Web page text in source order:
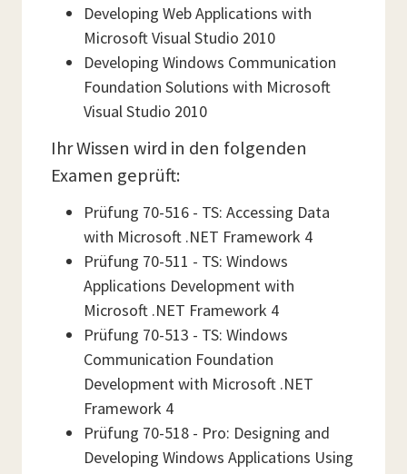
Developing Web Applications with
Microsoft Visual Studio 2010
Developing Windows Communication
Foundation Solutions with Microsoft
Visual Studio 2010
Ihr Wissen wird in den folgenden
Examen geprüft:
Prüfung 70-516 - TS: Accessing Data
with Microsoft .NET Framework 4
Prüfung 70-511 - TS: Windows
Applications Development with
Microsoft .NET Framework 4
Prüfung 70-513 - TS: Windows
Communication Foundation
Development with Microsoft .NET
Framework 4
Prüfung 70-518 - Pro: Designing and
Developing Windows Applications Using